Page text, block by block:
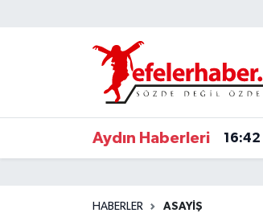
Aydın Haberleri 16:42
HABERLER ASAYİŞ
Nöbetçi Eczaneler
Hava Durumu
Aydin Namaz Vakitleri